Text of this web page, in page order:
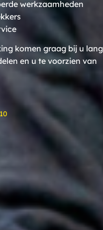
werkzaamheden
komen graag bij u
en u te voorzien van